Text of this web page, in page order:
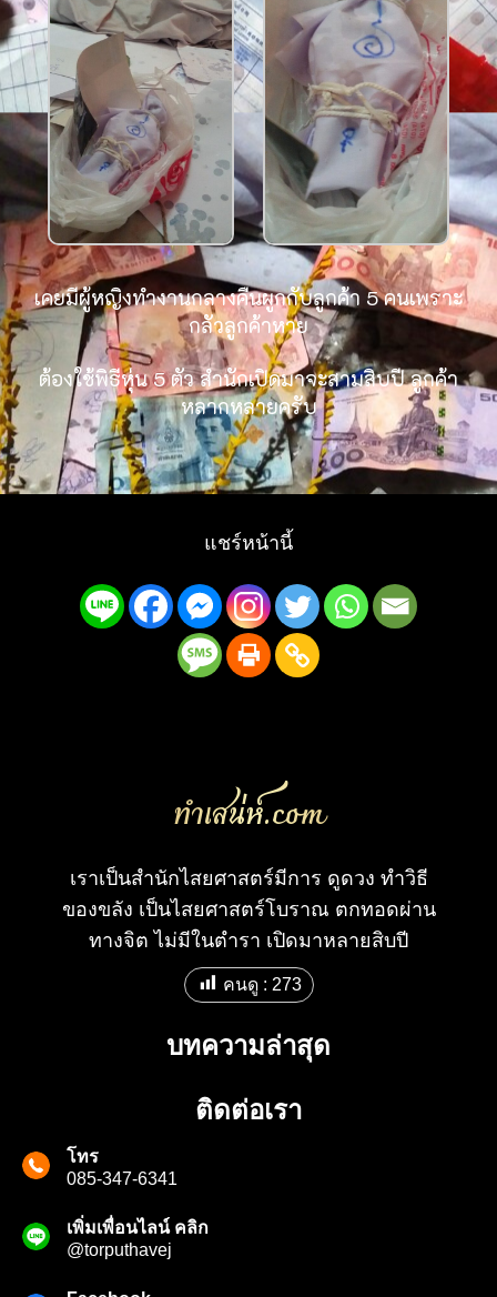
เคยมีผู้หญิงทำงานกลางคืนผูกกับลูกค้า 5 คนเพราะ
กลัวลูกค้าหาย
ต้องใช้พิธีหุ่น 5 ตัว สำนักเปิดมาจะสามสิบปี ลูกค้า
หลากหลายครับ
แชร์หน้านี้
ทําเสน่ห์.com
เราเป็นสำนักไสยศาสตร์มีการ ดูดวง ทำวิธี
ของขลัง เป็นไสยศาสตร์โบราณ ตกทอดผ่าน
ทางจิต ไม่มีในตำรา เปิดมาหลายสิบปี
คนดู : 273
บทความล่าสุด
ติดต่อเรา
โทร
085-347-6341
เพิ่มเพื่อนไลน์ คลิก
@torputhavej